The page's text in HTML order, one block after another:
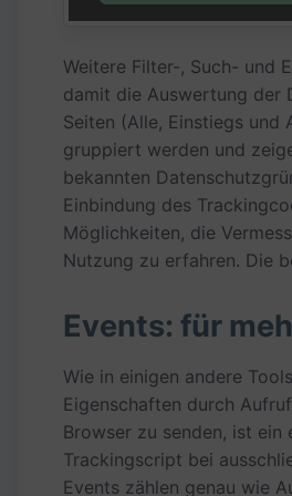
Weitere Filter-, Such- und
damit die Auswertung der
Seiten (Alle, Einstiegs
gruppiert werden und
bekannten
Einbindung des
Möglichkeiten, die
Nutzung zu erfahren. Die
Events: für
Wie in einigen andere
Eigenschaften durch
Browser zu senden, ist
Trackingscript bei
Events zählen genau wie